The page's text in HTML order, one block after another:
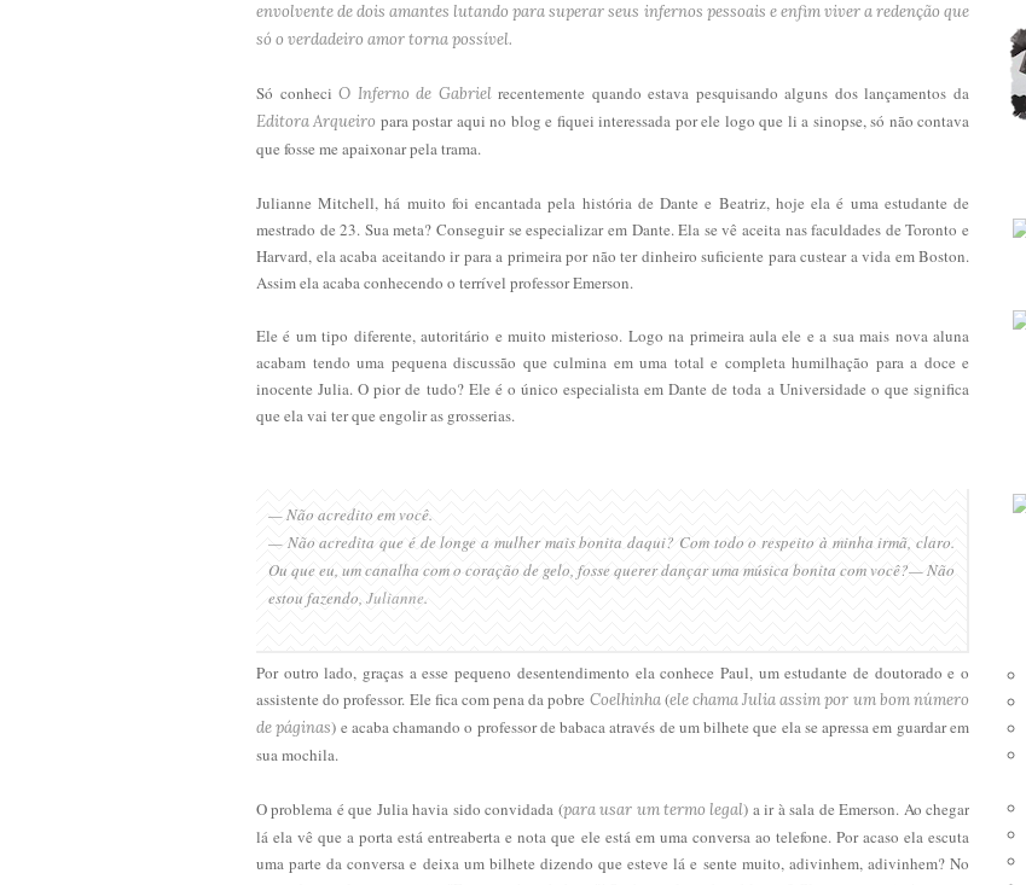
envolvente de dois amantes lutando para superar seus infernos pessoais e enfim viver a redenção que
só o verdadeiro amor torna possível.
Só conheciO Inferno de Gabrielrecentemente quando estava pesquisando alguns dos lançamentos da
Editora Arqueiro para postar aqui no blog e fiquei interessada por ele logo que li a sinopse, só não contava
que fosse me apaixonar pela trama.
Julianne Mitchell, há muito foi encantada pela história de Dante e Beatriz, hoje ela é uma estudante de
mestrado de 23. Sua meta? Conseguir se especializar em Dante. Ela se vê aceita nas faculdades de Toronto e
Harvard, ela acaba aceitando ir para a primeira por não ter dinheiro suficiente para custear a vida em Boston.
Assim ela acaba conhecendo o terrível professor Emerson.
Ele é um tipo diferente, autoritário e muito misterioso. Logo na primeira aula ele e a sua mais nova aluna
acabam tendo uma pequena discussão que culmina em uma total e completa humilhação para a doce e
inocente Julia. O pior de tudo? Ele é o único especialista em Dante de toda a Universidade o que significa
que ela vai ter que engolir as grosserias.
— Não acredito em você.
— Não acredita que é de longe a mulher mais bonita daqui? Com todo o respeito à minha irmã, claro.
Ou que eu, um canalha com o coração de gelo, fosse querer dançar uma música bonita com você?— Não
estou fazendo, Julianne.
Por outro lado, graças a esse pequeno desentendimento ela conhece Paul, um estudante de doutorado e o
assistente do professor. Ele fica com pena da pobre Coelhinha(ele chama Julia assim por um bom número
de páginas) e acaba chamando o professor de babaca através de um bilhete que ela se apressa em guardar em
sua mochila.
O problema é que Julia havia sido convidada (para usar um termo legal) a ir à sala de Emerson. Ao chegar
lá ela vê que a porta está entreaberta e nota que ele está em uma conversa ao telefone. Por acaso ela escuta
uma parte da conversa e deixa um bilhete dizendo que esteve lá e sente muito, adivinhem, adivinhem? No